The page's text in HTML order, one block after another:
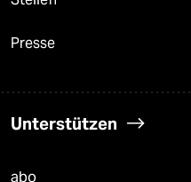
Presse
Unterstützen
abo